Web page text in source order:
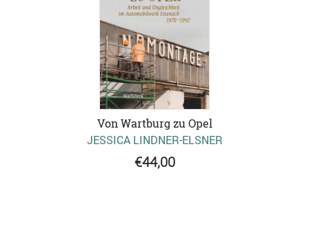
Von Wartburg zu Opel
JESSICA LINDNER-ELSNER
€44,00